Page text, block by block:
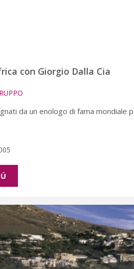
con Giorgio Dalla Cia
da un enologo di fama